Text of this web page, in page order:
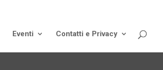
Eventi Contatti e Privacy